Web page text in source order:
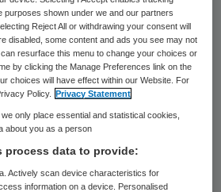
dat 48 procent van de
onzekerheid van een
belangrijke reden ziet
om de zorg te verlaten.
procent) van de
aanhet onderzoek van
meededen, geeft aan dat
een negatief effect heeft
purposes shown under we and our partners
Reject All or withdrawing your consent will
disabled, some content and ads you see may not
resurface this menu to change your choices or
by clicking the Manage Preferences link on the
choices will have effect within our Website. For
Policy.
Privacy Statement
only place essential and statistical cookies,
about you as a person
process data to provide:
Actively scan device characteristics for
information on a device. Personalised